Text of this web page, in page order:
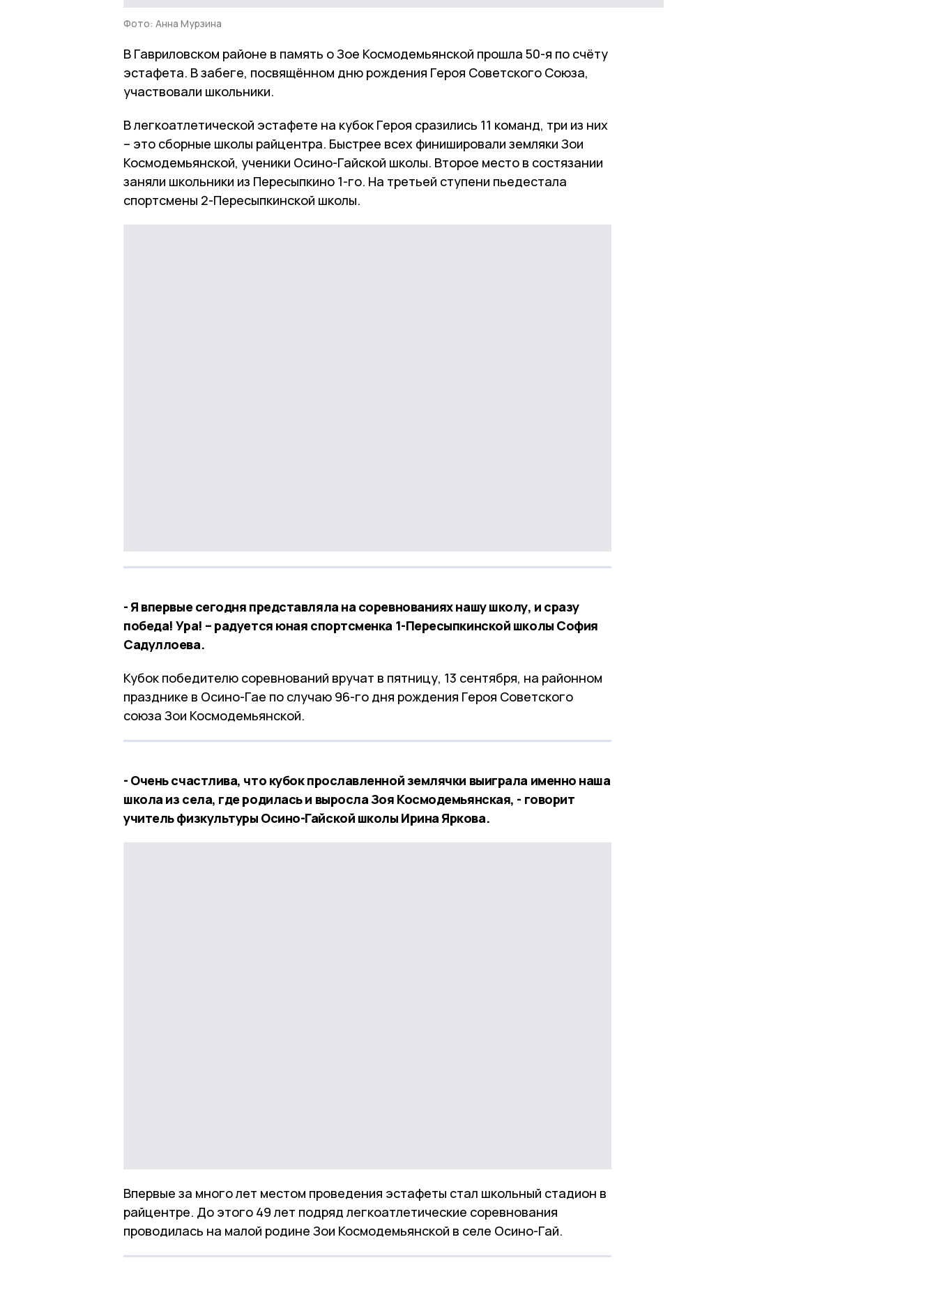
Фото: Анна Мурзина
В Гавриловском районе в память о Зое Космодемьянской прошла 50-я по счёту
эстафета. В забеге, посвящённом дню рождения Героя Советского Союза,
участвовали школьники.
В легкоатлетической эстафете на кубок Героя сразились 11 команд, три из них
– это сборные школы райцентра. Быстрее всех финишировали земляки Зои
Космодемьянской, ученики Осино-Гайской школы. Второе место в состязании
заняли школьники из Пересыпкино 1-го. На третьей ступени пьедестала
спортсмены 2-Пересыпкинской школы.
- Я впервые сегодня представляла на соревнованиях нашу школу, и сразу
победа! Ура! – радуется юная спортсменка 1-Пересыпкинской школы София
Садуллоева.
Кубок победителю соревнований вручат в пятницу, 13 сентября, на районном
празднике в Осино-Гае по случаю 96-го дня рождения Героя Советского
союза Зои Космодемьянской.
- Очень счастлива, что кубок прославленной землячки выиграла именно наша
школа из села, где родилась и выросла Зоя Космодемьянская, - говорит
учитель физкультуры Осино-Гайской школы Ирина Яркова.
Впервые за много лет местом проведения эстафеты стал школьный стадион в
райцентре. До этого 49 лет подряд легкоатлетические соревнования
проводилась на малой родине Зои Космодемьянской в селе Осино-Гай.